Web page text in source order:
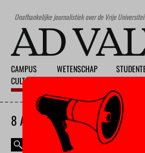
Onafhankelijke journalistiek over de Vrije
CAMPUS
CULTUUR
WETENSCHAP
8 AUGUSTUS 2026